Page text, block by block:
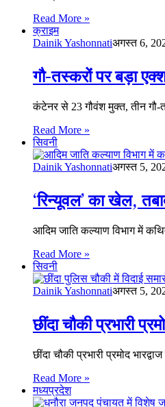
Read More »
क्राइम
Dainik Yashonnatiअगस्त 6,
गौ-तस्करों पर बड़ा
कंटेनर से 23 गौवंश मुक्त, तीन गौ-
Read More »
सिवनी
Dainik Yashonnatiअगस्त 5,
‘रिन्यूवल’ का खेल,
आदिम जाति कल्याण विभाग में
Read More »
सिवनी
Dainik Yashonnatiअगस्त 5,
छींदा चौकी प्रभारी
छींदा चौकी प्रभारी प्रमोद
Read More »
मध्यप्रदेश